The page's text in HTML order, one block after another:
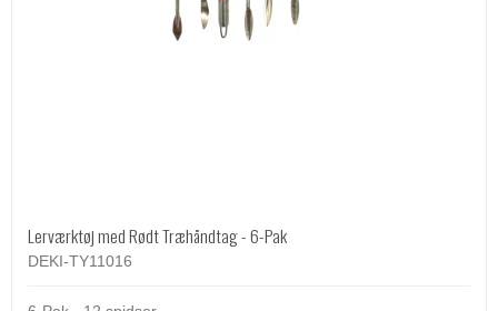
Lerværktøj med Rødt Træhåndtag - 6-Pak
DEKI-TY11016